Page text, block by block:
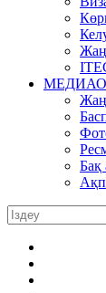
Бақ